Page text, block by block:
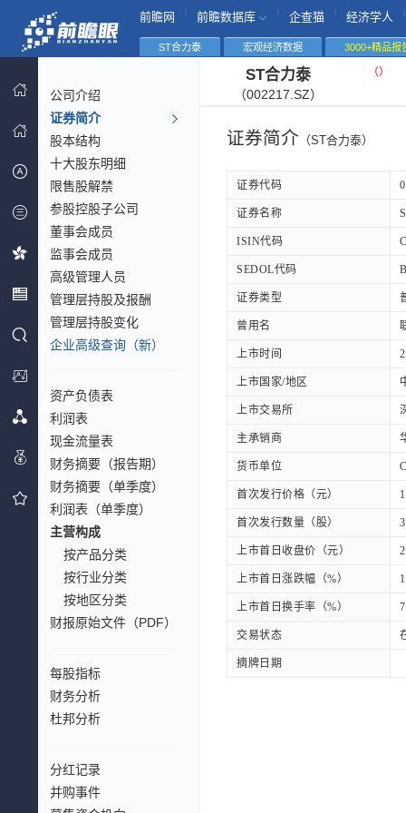
前瞻网 前瞻数据库 企查猫 经济学人
ST合力泰 宏观经济数据 3000+精品报
公司介绍
证券简介
股本结构
十大股东明细
限售股解禁
参股控股子公司
董事会成员
监事会成员
高级管理人员
管理层持股及报酬
管理层持股变化
企业高级查询（新）
资产负债表
利润表
现金流量表
财务摘要（报告期）
财务摘要（单季度）
利润表（单季度）
主营构成
按产品分类
按行业分类
按地区分类
财报原始文件（PDF）
每股指标
财务分析
杜邦分析
分红记录
并购事件
ST合力泰
（002217.SZ）
（）
证券简介 （ST合力泰）
证券代码
证券名称
ISIN代码
SEDOL代码
证券类型
曾用名
上市时间
上市国家/地区
上市交易所
主承销商
货币单位
首次发行价格（元）
首次发行数量（股）
上市首日收盘价（元）
上市首日涨跌幅（%）
上市首日换手率（%）
交易状态
摘牌日期